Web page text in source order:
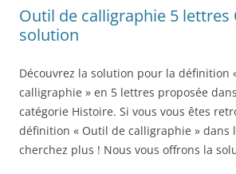
Outil de calligraphie 5 lettres
solution
Découvrez la solution pour la définition
calligraphie » en 5 lettres proposée
catégorie Histoire. Si vous vous êtes
définition « Outil de calligraphie » dans
cherchez plus ! Nous vous offrons la